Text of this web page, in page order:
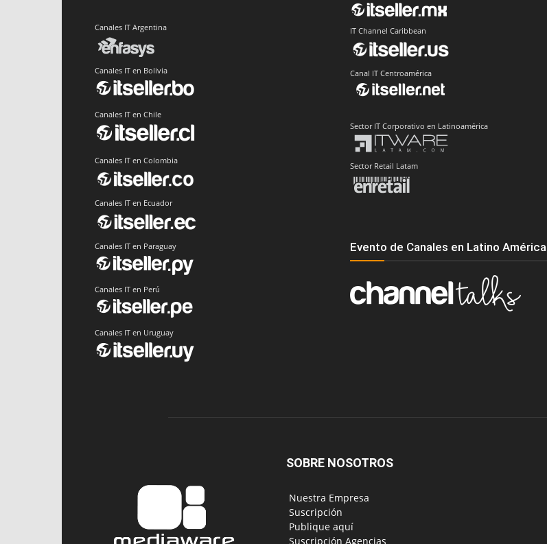
Canales IT Argentina
Canales IT en Bolivia
Canales IT en Chile
Canales IT en Colombia
Canales IT en Ecuador
Canales IT en Paraguay
Canales IT en Perú
Canales IT en Uruguay
IT Channel Caribbean
Canal IT Centroamérica
Sector IT Corporativo en Latinoamérica
Sector Retail Latam
Evento de Canales en Latino América
SOBRE NOSOTROS
‎ Nuestra Empresa
‎ Suscripción
‎ Publique aquí
‎ Suscripción Agencias